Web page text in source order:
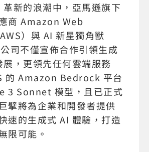
新的浪潮中，亞馬遜旗下
商 Amazon Web
）與 AI 新星獨角獸
司不僅宣佈合作引領生成
，更領先任何雲端服務
的 Amazon Bedrock 平台
3 Sonnet 模型，且已正式
擘將為企業和開發者提供
速的生成式 AI 體驗，打造
限可能。